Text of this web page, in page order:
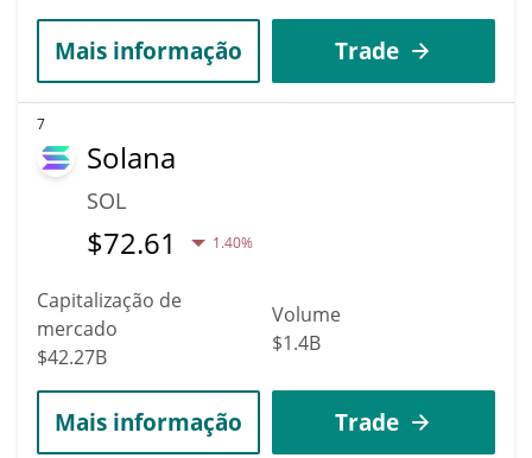
Mais informação Trade
7
Solana
SOL
$72.61 1.40%
Capitalização de
mercado
$42.27B
Volume
$1.4B
Mais informação Trade